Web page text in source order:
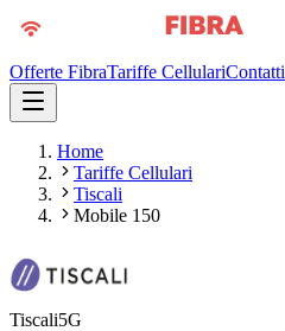
Offerte FibraTariffe CellulariContatti
Home
Tariffe Cellulari
Tiscali
Mobile 150
Tiscali5G